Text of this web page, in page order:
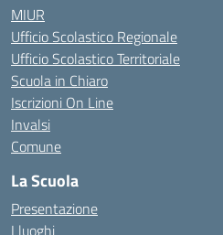
MIUR
Ufficio Scolastico Regionale
Ufficio Scolastico Territoriale
Scuola in Chiaro
Iscrizioni On Line
Invalsi
Comune
La Scuola
Presentazione
I luoghi